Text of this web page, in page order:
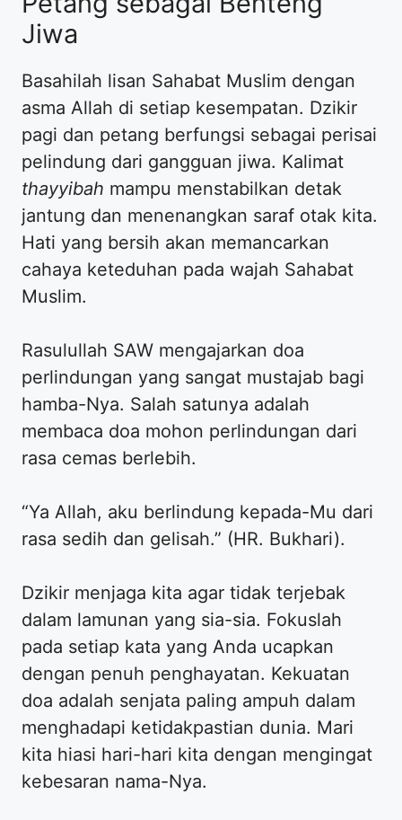
Jiwa
Basahilah lisan Sahabat Muslim dengan
asma Allah di setiap kesempatan. Dzikir
pagi dan petang berfungsi sebagai perisai
pelindung dari gangguan jiwa. Kalimat
thayyibah mampu menstabilkan detak
jantung dan menenangkan saraf otak kita.
Hati yang bersih akan memancarkan
cahaya keteduhan pada wajah Sahabat
Muslim.
Rasulullah SAW mengajarkan doa
perlindungan yang sangat mustajab bagi
hamba-Nya. Salah satunya adalah
membaca doa mohon perlindungan dari
rasa cemas berlebih.
“Ya Allah, aku berlindung kepada-Mu dari
rasa sedih dan gelisah.” (HR. Bukhari).
Dzikir menjaga kita agar tidak terjebak
dalam lamunan yang sia-sia. Fokuslah
pada setiap kata yang Anda ucapkan
dengan penuh penghayatan. Kekuatan
doa adalah senjata paling ampuh dalam
menghadapi ketidakpastian dunia. Mari
kita hiasi hari-hari kita dengan mengingat
kebesaran nama-Nya.